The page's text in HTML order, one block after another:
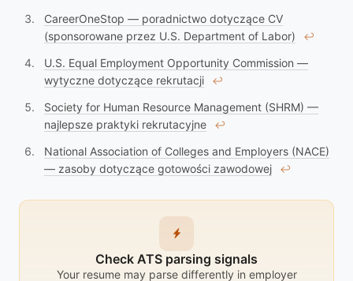
CareerOneStop — poradnictwo dotyczące CV
(sponsorowane przez U.S. Department of Labor)
↩︎
U.S. Equal Employment Opportunity Commission —
wytyczne dotyczące rekrutacji
↩︎
Society for Human Resource Management (SHRM) —
najlepsze praktyki rekrutacyjne
↩︎
National Association of Colleges and Employers (NACE)
— zasoby dotyczące gotowości zawodowej
↩︎
Check ATS parsing signals
Your resume may parse differently in employer